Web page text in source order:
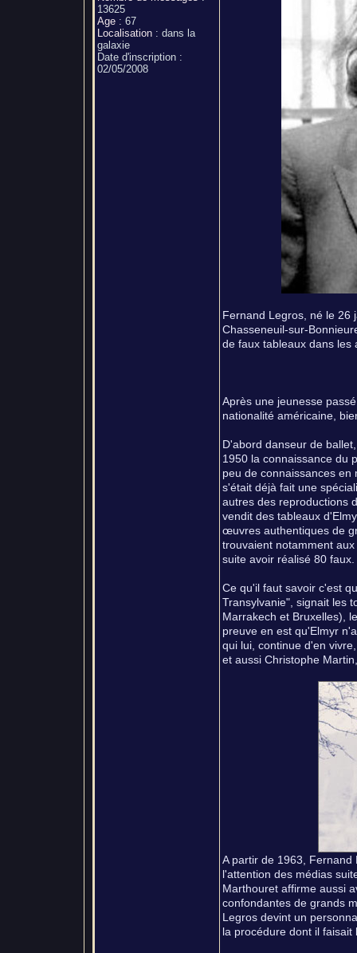
13625
Age: 67
Localisation: dans la
galaxie
Date d'inscription :
02/05/2008
Fernand Legros, né le 26
Chasseneuil-sur-
de faux tableaux dans les
Après une jeunesse
nationalité américaine,
D'abord danseur de
1950 la connaissance du
peu de connaissances en
s'était déjà fait une
autres des reproductions
vendit des tableaux
œuvres authentiques de
trouvaient notamment
suite avoir réalisé 80 faux.
Ce qu'il faut savoir c'est
Transylvanie", signait les
Marrakech et Bruxelles),
preuve en est qu'Elmyr
qui lui, continue d'en
et aussi Christophe
A partir de 1963,
l'attention des médias
Marthouret affirme aussi
confondantes de grands
Legros devint un
la procédure dont il faisait